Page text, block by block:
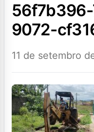
56f7b396-709c-4a5e-
9072-
11 de setembro